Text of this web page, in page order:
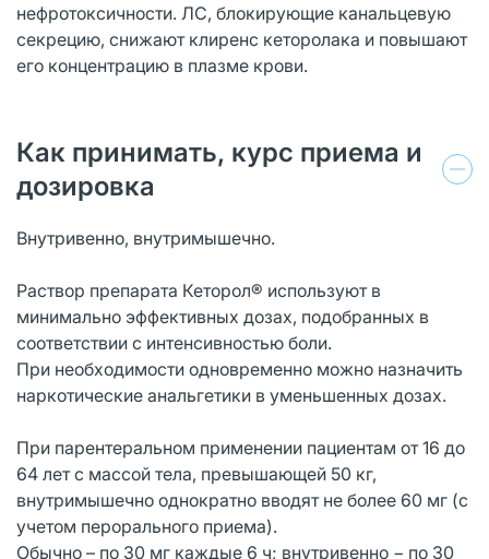
нефротоксичности. ЛС, блокирующие канальцевую
секрецию, снижают клиренс кеторолака и повышают
его концентрацию в плазме крови.
Как принимать, курс приема и
дозировка
Внутривенно, внутримышечно.
Раствор препарата Кеторол® используют в
минимально эффективных дозах, подобранных в
соответствии с интенсивностью боли.
При необходимости одновременно можно назначить
наркотические анальгетики в уменьшенных дозах.
При парентеральном применении пациентам от 16 до
64 лет с массой тела, превышающей 50 кг,
внутримышечно однократно вводят не более 60 мг (с
учетом перорального приема).
Обычно – по 30 мг каждые 6 ч; внутривенно − по 30